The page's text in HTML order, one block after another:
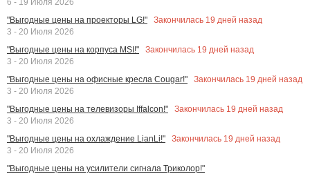
"Выгодные цены на проекторы LG!"
Закончилась 19 дней назад
3 - 20 Июля 2026
"Выгодные цены на корпуса MSI!"
Закончилась 19 дней назад
3 - 20 Июля 2026
"Выгодные цены на офисные кресла Cougar!"
Закончилась 19 дней назад
3 - 20 Июля 2026
"Выгодные цены на телевизоры Iffalcon!"
Закончилась 19 дней назад
3 - 20 Июля 2026
"Выгодные цены на охлаждение LianLi!"
Закончилась 19 дней назад
3 - 20 Июля 2026
"Выгодные цены на усилители сигнала Триколор!"